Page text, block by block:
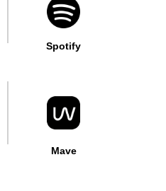
Spotify
Mave